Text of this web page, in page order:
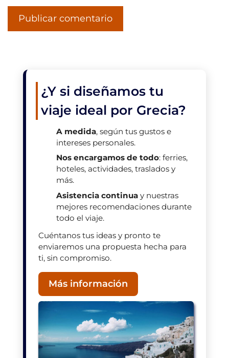
¿Y si diseñamos tu
viaje ideal por Grecia?
A medida, según tus gustos e
intereses personales.
Nos encargamos de todo: ferries,
hoteles, actividades, traslados y
más.
Asistencia continua y nuestras
mejores recomendaciones durante
todo el viaje.
Cuéntanos tus ideas y pronto te
enviaremos una propuesta hecha para
ti, sin compromiso.
Más información